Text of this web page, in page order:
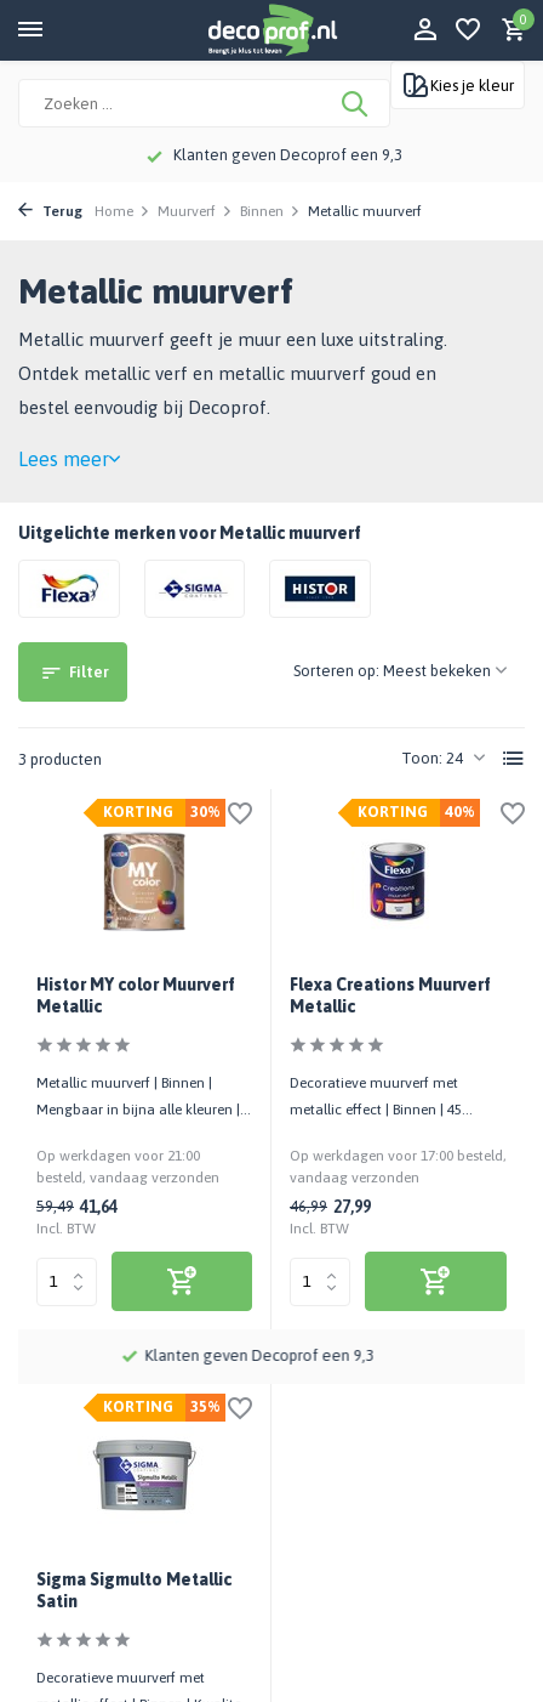
0
Kies je kleur
Meer dan 115 jaar kennis en ervaring
Terug Home Muurverf Binnen Metallic muurverf
Metallic muurverf
Metallic muurverf geeft je muur een luxe uitstraling.
Ontdek metallic verf en metallic muurverf goud en
bestel eenvoudig bij Decoprof.
Lees meer
Uitgelichte merken voor Metallic muurverf
Filter
3 producten Toon:
Sorteren op:
30%
KORTING
Histor MY color Muurverf
Metallic
Metallic muurverf | Binnen |
Mengbaar in bijna alle kleuren |
Op werkdagen voor 21:00
besteld, vandaag verzonden
59,49 41,64
Incl. BTW
40%
KORTING
Flexa Creations Muurverf
Metallic
Decoratieve muurverf met
metallic effect | Binnen | 45
Op werkdagen voor 17:00 besteld,
vandaag verzonden
46,99 27,99
Incl. BTW
Meer dan 115 jaar kennis en ervaring
35%
KORTING
Sigma Sigmulto Metallic
Satin
Decoratieve muurverf met